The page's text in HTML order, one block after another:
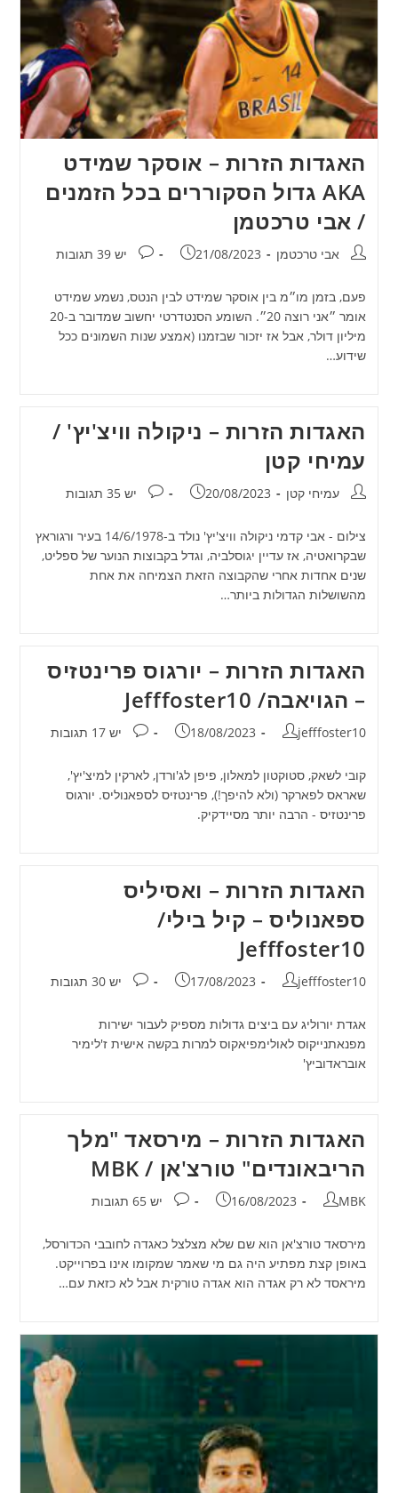
האגדות הזרות – אוסקר שמידט
AKA גדול הסקוררים בכל הזמנים
/ אבי טרכטמן
מחבר:אבי טרכטמן פורסם:
21/08/2023 תגובות:
יש 39 תגובות
פעם, בזמן מו״מ בין אוסקר שמידט לבין הנטס, נשמע שמידט
אומר ״אני רוצה 20״. השומע הסנטדרטי יחשוב שמדובר ב-20
מיליון דולר, אבל אז יזכור שבזמנו (אמצע שנות השמונים ככל
שידוע…
האגדות הזרות – ניקולה וויצ'יץ' /
עמיחי קטן
מחבר:עמיחי קטן פורסם:
20/08/2023 תגובות:
יש 35 תגובות
צילום - אבי קדמי ניקולה וויצ'יץ' נולד ב-14/6/1978 בעיר ורגוראץ
שבקרואטיה, אז עדיין יגוסלביה, וגדל בקבוצות הנוער של ספליט,
שנים אחדות אחרי שהקבוצה הזאת הצמיחה את אחת
מהשושלות הגדולות ביותר…
האגדות הזרות – יורגוס פרינטזיס
– הגויאבה/ Jefffoster10
מחבר:
jefffoster10 פורסם:
18/08/2023 תגובות:
יש 17 תגובות
קובי לשאק, סטוקטון למאלון, פיפן לג'ורדן, לארקין למיצ'יץ',
שאראס לפארקר (ולא להיפך!), פרינטזיס לספאנוליס. יורגוס
פרינטזיס - הרבה יותר מסיידקיק.
האגדות הזרות – ואסיליס
ספאנוליס – קיל בילי/
Jefffoster10
מחבר:
jefffoster10 פורסם:
17/08/2023 תגובות:
יש 30 תגובות
אגדת יורוליג עם ביצים גדולות מספיק לעבור ישירות
מפנאתנייקוס לאולימפיאקוס למרות בקשה אישית ז'לימיר
אובראדוביץ'
האגדות הזרות – מירסאד "מלך
הריבאונדים" טורצ'אן / MBK
מחבר:
MBK פורסם:
16/08/2023 תגובות:
יש 65 תגובות
מירסאד טורצ'אן הוא שם שלא מצלצל כאגדה לחובבי הכדורסל,
באופן קצת מפתיע היה גם מי שאמר שמקומו אינו בפרוייקט.
מיראסד לא רק אגדה הוא אגדה טורקית אבל לא כזאת עם…